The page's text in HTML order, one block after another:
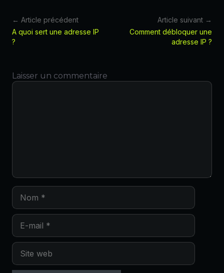
← Article précédent
A quoi sert une adresse IP
?
Article suivant →
Comment débloquer une
adresse IP ?
Laisser un commentaire
Commentaire
Nom
E-
mail
Site
web